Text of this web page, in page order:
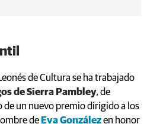
de Cultura se ha trabajado
de Sierra Pambley, de
un nuevo premio dirigido a los
de Eva Gonzálezen honor